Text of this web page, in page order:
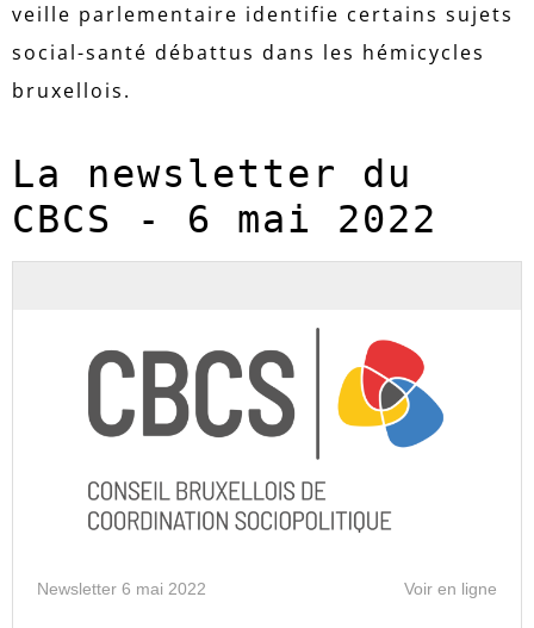
veille parlementaire identifie certains sujets
social-santé débattus dans les hémicycles
bruxellois.
La newsletter du
CBCS - 6 mai 2022